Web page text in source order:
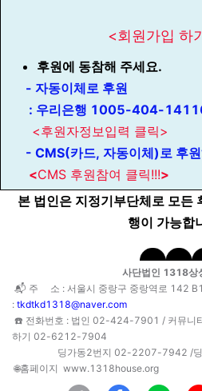
<회원가입 하
후원에 동참해 주세요.
- 자동이체로 후원
: 우리은행 1005-404-
<후원자정보입력 클릭>
- CMS(카드, 자동이체)로 후원
<CMS 후원참여 클릭!!!>
본 법인은 지정기부단체로 모든
행이 가능합
사단법인 1318상
📬 주 소 : 서울시 중랑구 중랑역로 142
: tkdtkd1318@naver.com
☎️ 전화번호 : 법인 02-424-7901 / 커뮤니
하기 02-6212-7904
딩가동2번지 02-2207-7942 /딩
🌐홈페이지 www.1318house.org